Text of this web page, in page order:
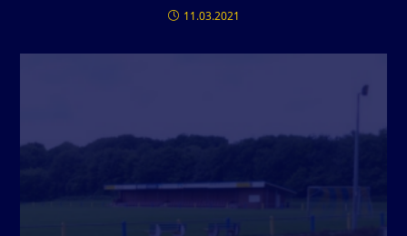
11.03.2021